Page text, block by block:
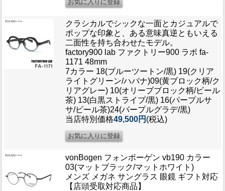
INFORMATION
クラシカルでシックな一面とカジュアルで
ポップな印象と、ある意味真逆ともいえる
二面性を持ち合わせたモデル。
factory900 lab ファクトリー900 ラボ fa-
1171 48mm
7カラー 18(ブルーツートン/黒) 19(クリア
ライトグリーン/ハバナ)09(黄ブロック柄/ク
リアグレー) 10(オリーブブロック柄/ビール
茶) 13(白黒ストライプ/黒) 16(パープルサ
サ/ビール茶)24(パープルグラデ/黒)
当店特別価格49,500円 (税込)
vonBogen フォンボーゲン vb190 カラー
03(マットブラック/マットホワイト)
メンズ メガネ サングラス 眼鏡 ギフト対応
【店頭受取対応商品】